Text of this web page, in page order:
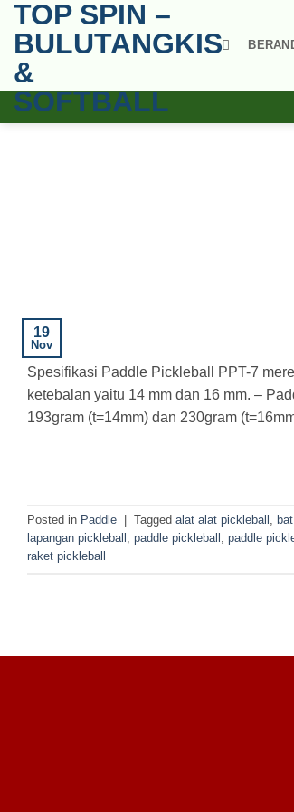
Skip
content
TOP SPIN –
BULUTANGKIS
&
SOFTBALL
19
Nov
Spesifikasi Paddle Pickleball PPT-7
ketebalan yaitu 14 mm dan 16 mm. –
193gram (t=14mm) dan 230gram
Posted in Paddle Tagged alat alat pickleball ,
lapangan pickleball , paddle pickleball , paddle
raket pickleball